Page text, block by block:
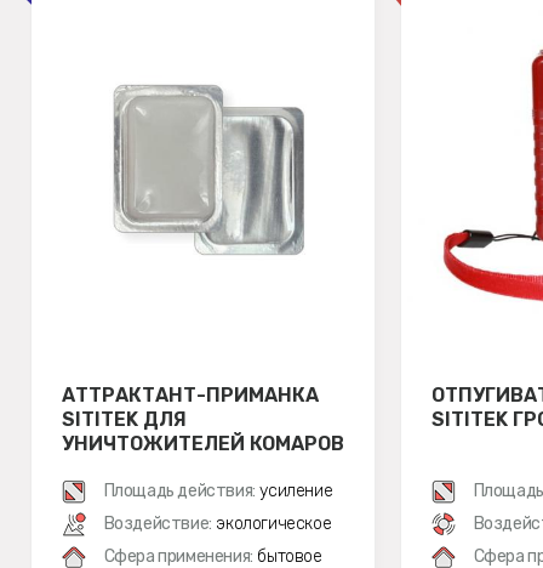
АТТРАКТАНТ-ПРИМАНКА
SITITEK ДЛЯ
УНИЧТОЖИТЕЛЕЙ КОМАРОВ
Площадь действия: усиление
Воздействие: экологическое
Сфера применения: бытовое
SITITEK
Сфера